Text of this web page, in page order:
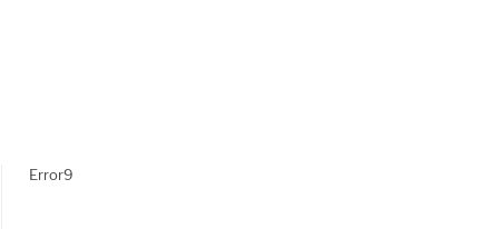
Error9